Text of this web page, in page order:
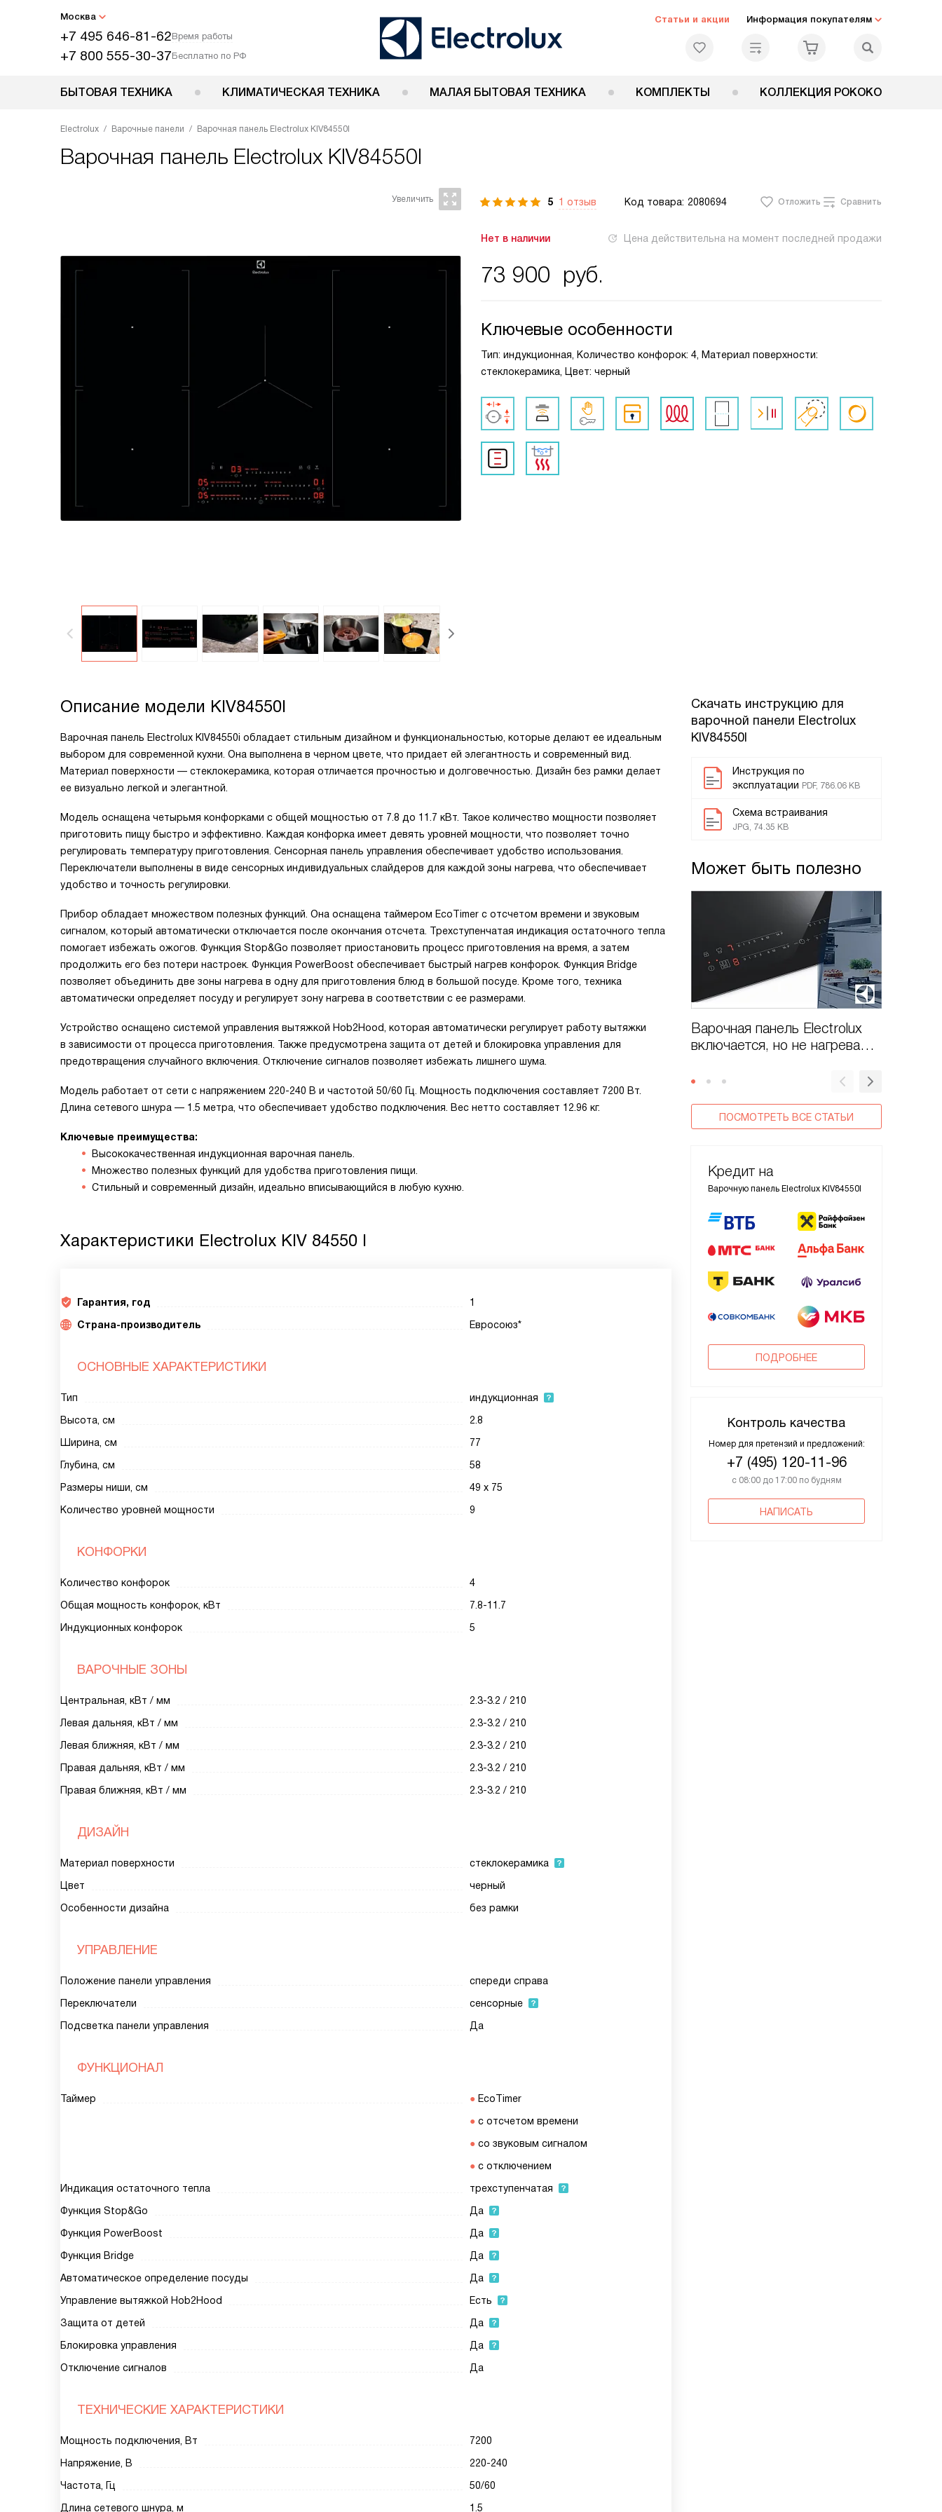
Москва
+7 495 646-81-62Время работы
+7 800 555-30-37Бесплатно по РФ
Статьи и акции Информация покупателям
БЫТОВАЯ ТЕХНИКА КЛИМАТИЧЕСКАЯ ТЕХНИКА МАЛАЯ БЫТОВАЯ ТЕХНИКА КОМПЛЕКТЫ КОЛЛЕКЦИЯ РОКОКО
Electrolux Варочные панели Варочная панель Electrolux KIV84550I
Варочная панель Electrolux KIV84550I
5 1 отзыв Код товара: 2080694 Отложить Сравнить
Нет в наличии Цена действительна на момент последней продажи
73 900 руб.
Ключевые особенности
Тип: индукционная, Количество конфорок: 4, Материал поверхности:
стеклокерамика, Цвет: черный
Скачать инструкцию для
варочной панели Electrolux
KIV84550I
Инструкция по
эксплуатации PDF, 786.06 KB
Схема встраивания
JPG, 74.35 KB
Может быть полезно
Варочная панель Electrolux
включается, но не нагревает
ПОСМОТРЕТЬ ВСЕ СТАТЬИ
Кредит на
Варочную панель Electrolux KIV84550I
ПОДРОБНЕЕ
Контроль качества
Номер для претензий и предложений:
+7 (495) 120-11-96
с 08:00 до 17:00 по будням
НАПИСАТЬ
Описание модели KIV84550I
Варочная панель Electrolux KIV84550i обладает стильным дизайном и функциональностью, которые делают ее идеальным
выбором для современной кухни. Она выполнена в черном цвете, что придает ей элегантность и современный вид.
Материал поверхности — стеклокерамика, которая отличается прочностью и долговечностью. Дизайн без рамки делает
ее визуально легкой и элегантной.
Модель оснащена четырьмя конфорками с общей мощностью от 7.8 до 11.7 кВт. Такое количество мощности позволяет
приготовить пищу быстро и эффективно. Каждая конфорка имеет девять уровней мощности, что позволяет точно
регулировать температуру приготовления. Сенсорная панель управления обеспечивает удобство использования.
Переключатели выполнены в виде сенсорных индивидуальных слайдеров для каждой зоны нагрева, что обеспечивает
удобство и точность регулировки.
Прибор обладает множеством полезных функций. Она оснащена таймером EcoTimer с отсчетом времени и звуковым
сигналом, который автоматически отключается после окончания отсчета. Трехступенчатая индикация остаточного тепла
помогает избежать ожогов. Функция Stop&Go позволяет приостановить процесс приготовления на время, а затем
продолжить его без потери настроек. Функция PowerBoost обеспечивает быстрый нагрев конфорок. Функция Bridge
позволяет объединить две зоны нагрева в одну для приготовления блюд в большой посуде. Кроме того, техника
автоматически определяет посуду и регулирует зону нагрева в соответствии с ее размерами.
Устройство оснащено системой управления вытяжкой Hob2Hood, которая автоматически регулирует работу вытяжки
в зависимости от процесса приготовления. Также предусмотрена защита от детей и блокировка управления для
предотвращения случайного включения. Отключение сигналов позволяет избежать лишнего шума.
Модель работает от сети с напряжением 220-240 В и частотой 50/60 Гц. Мощность подключения составляет 7200 Вт.
Длина сетевого шнура — 1.5 метра, что обеспечивает удобство подключения. Вес нетто составляет 12.96 кг.
Ключевые преимущества:
Высококачественная индукционная варочная панель.
Множество полезных функций для удобства приготовления пищи.
Стильный и современный дизайн, идеально вписывающийся в любую кухню.
Характеристики Electrolux KIV 84550 I
Гарантия, год
1
Страна-производитель
Евросоюз*
ОСНОВНЫЕ ХАРАКТЕРИСТИКИ
Тип
индукционная
Высота, см
2.8
Ширина, см
77
Глубина, см
58
Размеры ниши, см
49 x 75
Количество уровней мощности
9
КОНФОРКИ
Количество конфорок
4
Общая мощность конфорок, кВт
7.8-11.7
Индукционных конфорок
5
ВАРОЧНЫЕ ЗОНЫ
Центральная, кВт / мм
2.3-3.2 / 210
Левая дальняя, кВт / мм
2.3-3.2 / 210
Левая ближняя, кВт / мм
2.3-3.2 / 210
Правая дальняя, кВт / мм
2.3-3.2 / 210
Правая ближняя, кВт / мм
2.3-3.2 / 210
ДИЗАЙН
Материал поверхности
стеклокерамика
Цвет
черный
Особенности дизайна
без рамки
УПРАВЛЕНИЕ
Положение панели управления
спереди справа
Переключатели
сенсорные
Подсветка панели управления
Да
ФУНКЦИОНАЛ
Таймер
EcoTimer
с отсчетом времени
со звуковым сигналом
с отключением
Индикация остаточного тепла
трехступенчатая
Функция Stop&Go
Да
Функция PowerBoost
Да
Функция Bridge
Да
Автоматическое определение посуды
Да
Управление вытяжкой Hob2Hood
Есть
Защита от детей
Да
Блокировка управления
Да
Отключение сигналов
Да
ТЕХНИЧЕСКИЕ ХАРАКТЕРИСТИКИ
Мощность подключения, Вт
7200
Напряжение, В
220-240
Частота, Гц
50/60
Длина сетевого шнура, м
1.5